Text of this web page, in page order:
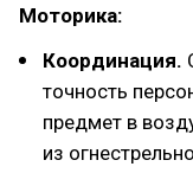
Моторика:
Координация.
точность
предмет в
из